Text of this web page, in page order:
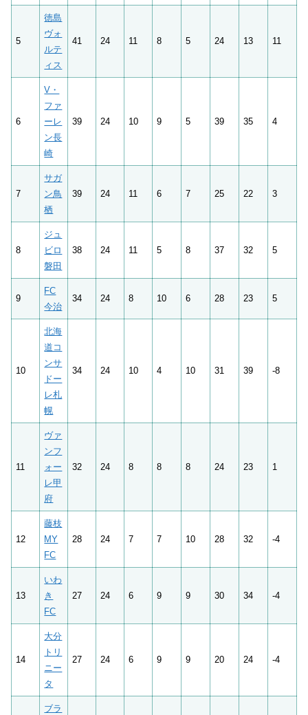
5
徳島
ヴォ
ルテ
ィス
41 24 11 8 5 24 13 11
6
V・
ファ
ーレ
ン長
崎
39 24 10 9 5 39 35 4
7
サガ
ン鳥
栖
39 24 11 6 7 25 22 3
8
ジュ
ビロ
磐田
38 24 11 5 8 37 32 5
9
FC
今治
34 24 8 10 6 28 23 5
10
北海
道コ
ンサ
ドー
レ札
幌
34 24 10 4 10 31 39 -8
11
ヴァ
ンフ
ォー
レ甲
府
32 24 8 8 8 24 23 1
12
藤枝
MY
FC
28 24 7 7 10 28 32 -4
13
いわ
き
FC
27 24 6 9 9 30 34 -4
14
大分
トリ
ニー
タ
27 24 6 9 9 20 24 -4
ブラ